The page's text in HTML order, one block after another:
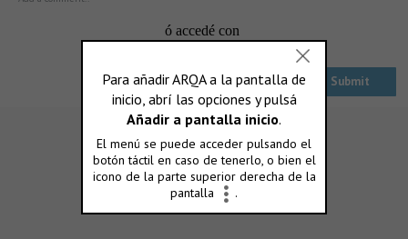
ó accedé con